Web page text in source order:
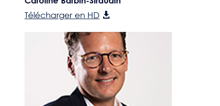
Télécharger en HD